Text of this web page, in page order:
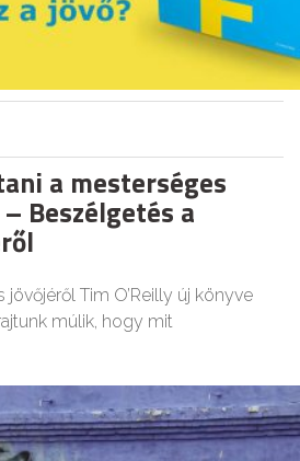
a mesterséges
Beszélgetés a
Tim O’Reilly új könyve
múlik, hogy mit